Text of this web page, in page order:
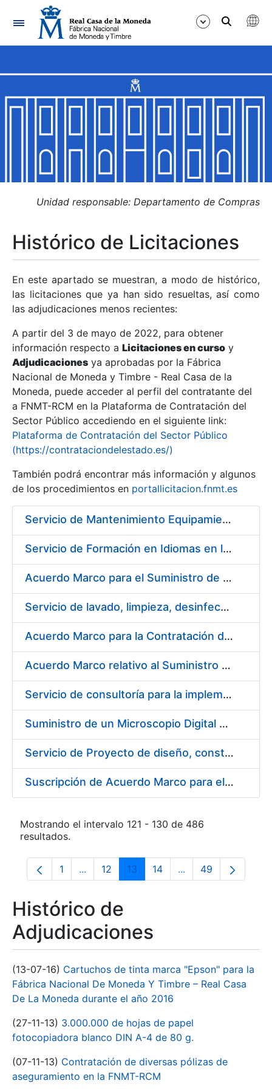
Navegación
Mostrar/Ocultar
Mostrar/Ocultar
Mostrar/Ocultar
Mostrar/Ocultar
Mostrar/Ocultar
Mostrar/Ocultar
Unidad responsable: Departamento de Compras
Histórico de Licitaciones
En este apartado se muestran, a modo de histórico,
las licitaciones que ya han sido resueltas, así como
las adjudicaciones menos recientes:
A partir del 3 de mayo de 2022, para obtener
información respecto a Licitaciones en curso y
Adjudicaciones ya aprobadas por la Fábrica
Nacional de Moneda y Timbre - Real Casa de la
Moneda, puede acceder al perfil del contratante del
a FNMT-RCM en la Plataforma de Contratación del
Sector Público accediendo en el siguiente link:
Plataforma de Contratación del Sector Público
(https://contrataciondelestado.es/)
También podrá encontrar más información y algunos
de los procedimientos en portallicitacion.fnmt.es
Servicio de Mantenimiento Equipamiento ORACLE en CERES periodo 2019-2020
Servicio de Formación en Idiomas en la Modalidad Presencial
Acuerdo Marco para el Suministro de Droguería y Limpieza para la FNMT-RCM durante el año 2019 en su Sede de Madrid
Servicio de lavado, limpieza, desinfección y descontaminación de la ropa de trabajo del personal de la FNMT-RCM de Madrid
Acuerdo Marco para la Contratación de Fabricación de Piezas
Acuerdo Marco relativo al Suministro de Informáticos 2019
Servicio de consultoría para la implementación de un Proceso Automatizado de Preparación de Expedientes de Compras
Suministro de un Microscopio Digital Automático
Servicio de Proyecto de diseño, construcción, montaje, desmontaje y transporte de stands durante 2019
Suscripción de Acuerdo Marco para el Suministro de Sillería Ergonómica para la FNMT-RCM
Mostrando el intervalo 121 - 130 de 486
resultados.
Página
1 ...Páginas intermedias Use TAB para
Página
12 Página
13 Página
14 ...PáginasPágina
49
Histórico de
Adjudicaciones
(13-07-16) Cartuchos de tinta marca "Epson" para la
Fábrica Nacional De Moneda Y Timbre – Real Casa
De La Moneda durante el año 2016
(27-11-13) 3.000.000 de hojas de papel
fotocopiadora blanco DIN A-4 de 80 g.
(07-11-13) Contratación de diversas pólizas de
aseguramiento en la FNMT-RCM